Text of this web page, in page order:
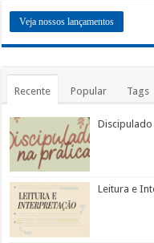
Veja nossos lançamentos
Recente Popular Tags
Discipulado
Leitura e